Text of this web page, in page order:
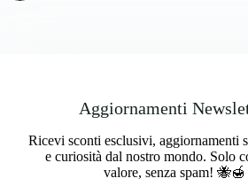
Aggiornamenti
Ricevi sconti esclusivi, aggiornamenti
e curiosità dal nostro mondo. Solo
valore, senza spam! 🐝🍯